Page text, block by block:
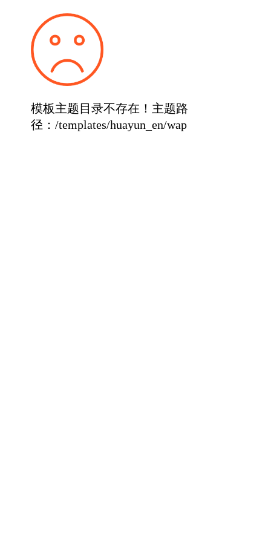
模板主题目录不存在！主题路
径：/templates/huayun_en/wap